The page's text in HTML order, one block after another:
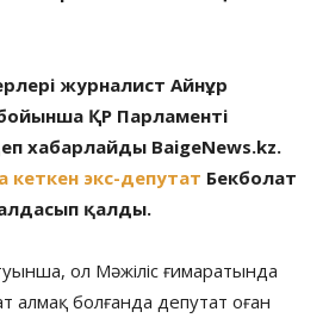
журналист Айнұр
бойынша ҚР Парламенті
хабарлайды BaigeNews.kz.
кеткен экс-депутат Бекболат
қалды.
ол Мәжіліс ғимаратында
алмақ болғанда депутат оған